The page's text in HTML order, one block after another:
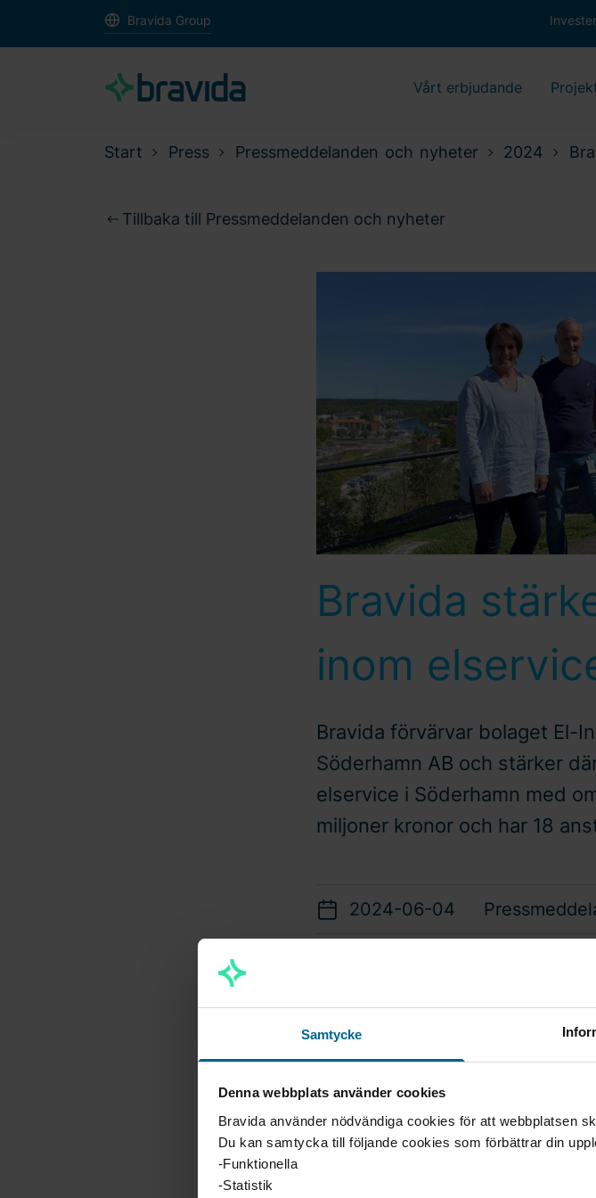
Samtycke
Denna webbplats använder cookies
Bravida använder nödvändiga cookies för att webbplatsen
Du kan samtycka till följande cookies som förbättrar din
-Funktionella
-Statistik
Bravida Group
Vårt erbjudande
Start Press Pressmeddelanden och nyheter 2024
Tillbaka till Pressmeddelanden och nyheter
Bravida
inom
Bravida förvärvar bolaget El-
Söderhamn AB och stärker
elservice i Söderhamn med
miljoner kronor och har 18
2024-06-04
offentliga verksamheter,
– Det känns mycket bra att
gemensamma värderingar och vi